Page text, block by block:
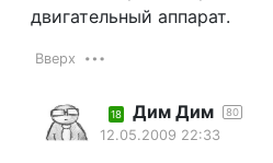
двигательный аппарат.
Вверх
18 Дим Дим 80
12.05.2009 22:33